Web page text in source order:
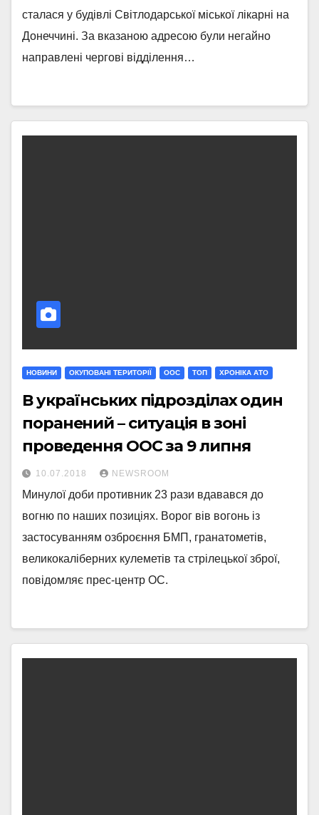
сталася у будівлі Світлодарської міської лікарні на
Донеччині. За вказаною адресою були негайно
направлені чергові відділення…
НОВИНИ ОКУПОВАНІ ТЕРИТОРІЇ ООС ТОП ХРОНІКА АТО
В українських підрозділах один
поранений – ситуація в зоні
проведення ООС за 9 липня
10.07.2018 NEWSROOM
Минулої доби противник 23 рази вдавався до
вогню по наших позиціях. Ворог вів вогонь із
застосуванням озброєння БМП, гранатометів,
великокаліберних кулеметів та стрілецької зброї,
повідомляє прес-центр ОС.